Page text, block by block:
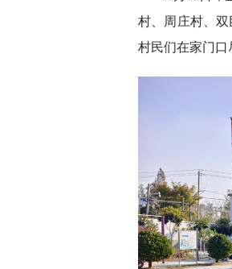
村、周庄村、
村民们在家门口